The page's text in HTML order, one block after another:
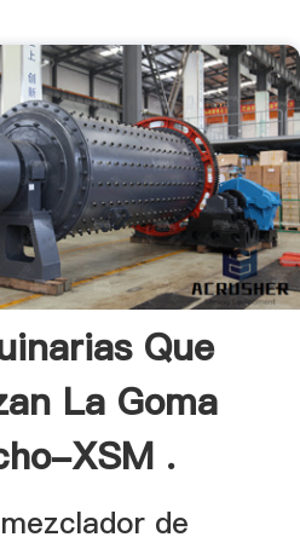
Que
La Goma
XSM .
de